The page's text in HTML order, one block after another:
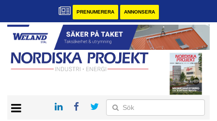
PRENUMERERA ANNONSERA